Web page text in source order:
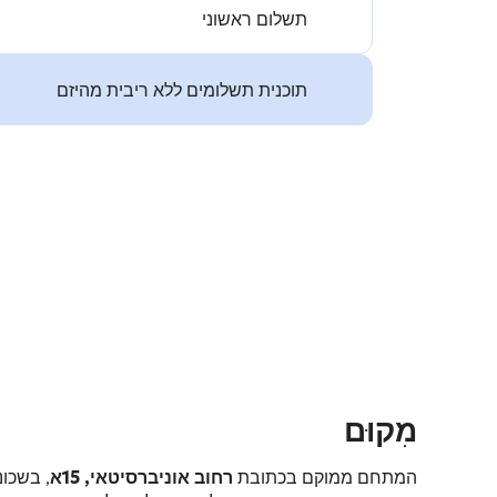
תשלום ראשוני
תוכנית תשלומים ללא ריבית מהיזם
מִקוּם
המתחם ממוקם בכתובת רחוב אוניברסיטאי, 15א
,